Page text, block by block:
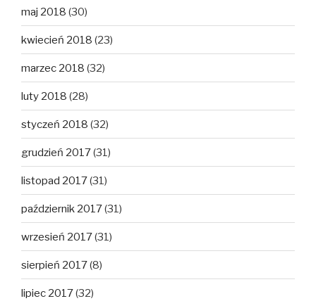
maj 2018 (30)
kwiecień 2018 (23)
marzec 2018 (32)
luty 2018 (28)
styczeń 2018 (32)
grudzień 2017(31)
listopad 2017(31)
październik 2017(31)
wrzesień 2017(31)
sierpień 2017(8)
lipiec 2017(32)